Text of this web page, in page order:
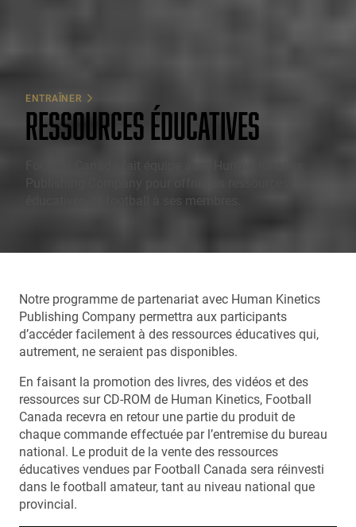
ENTRAÎNER
RESSOURCES ÉDUCATIVES
éducatives de football à ses membres.
Notre programme de partenariat avec Human Kinetics
Publishing Company permettra aux participants
d’accéder facilement à des ressources éducatives qui,
autrement, ne seraient pas disponibles.
En faisant la promotion des livres, des vidéos et des
ressources sur CD-ROM de Human Kinetics, Football
Canada recevra en retour une partie du produit de
chaque commande effectuée par l’entremise du bureau
national. Le produit de la vente des ressources
éducatives vendues par Football Canada sera réinvesti
dans le football amateur, tant au niveau national que
provincial.